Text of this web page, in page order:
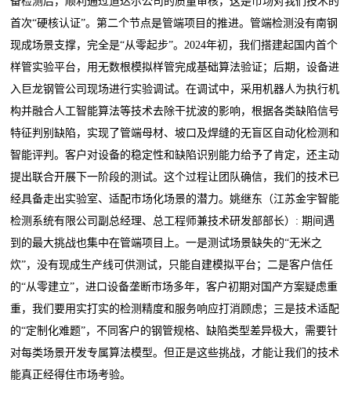
首次“硬核认证”。第二个节点是管端项目的推进。管端检测没有南钢
现成场景支撑，完全是“从零起步”。2024年初，我们搭建起国内首个
样管实验平台，用无数根模拟样管完成基础算法验证；后期，设备进
入巨龙钢管公司现场进行实验调试。在调试中，采用机器人为执行机
构并融合人工智能算法等技术去除干扰波的影响，根据各类缺陷信号
特征判别缺陷，实现了管端母材、坡口及焊缝的无盲区自动化检测和
智能评判。客户对设备的稳定性和缺陷识别能力给予了肯定，还主动
提出联合开展下一阶段的测试。这个过程让团队确信，我们的技术已
经具备走出实验室、适配市场化场景的潜力。姚继东（江苏金宇智能
检测系统有限公司副总经理、总工程师兼技术研发部部长）: 期间遇
到的最大挑战也集中在管端项目上。一是测试场景缺失的“无米之
炊”，没有现成生产线可供测试，只能自建模拟平台；二是客户信任
的“从零建立”，进口设备垄断市场多年，客户初期对国产方案疑虑重
重，我们要用实打实的检测精度和服务响应打消顾虑；三是技术适配
的“定制化难题”，不同客户的钢管规格、缺陷类型差异极大，需要针
对每类场景开发专属算法模型。但正是这些挑战，才能让我们的技术
能真正经得住市场考验。